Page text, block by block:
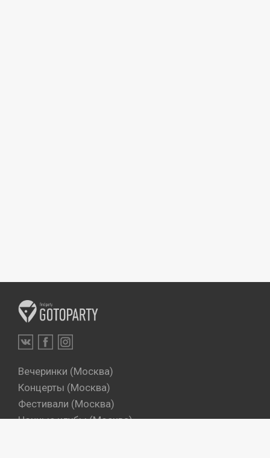
Вечеринки (Москва)
Концерты (Москва)
Фестивали (Москва)
Ночные клубы (Москва)